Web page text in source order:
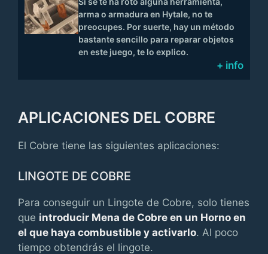
arma o armadura en Hytale, no te
preocupes. Por suerte, hay un método
bastante sencillo para reparar objetos
en este juego, te lo explico.
+ info
APLICACIONES DEL COBRE
El Cobre tiene las siguientes aplicaciones:
LINGOTE DE COBRE
Para conseguir un Lingote de Cobre, solo tienes
que introducir Mena de Cobre en un Horno en
el que haya combustible y activarlo. Al poco
tiempo obtendrás el lingote.